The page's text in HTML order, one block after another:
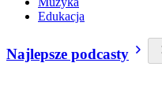
Edukacja
Najlepsze podcasty